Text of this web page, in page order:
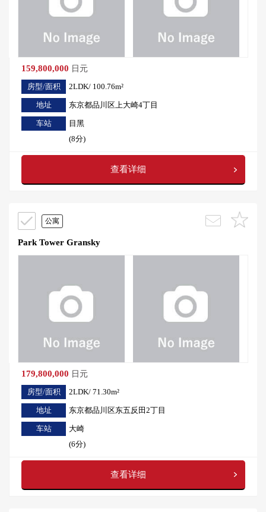
159,800,000 日元
房型/面积
2LDK/ 100.76m²
地址 东京都品川区上大崎4丁目
车站
目黑
(8分)
查看详细
公寓
Park Tower Gransky
179,800,000 日元
房型/面积
2LDK/ 71.30m²
地址 东京都品川区东五反田2丁目
车站
大崎
(6分)
查看详细